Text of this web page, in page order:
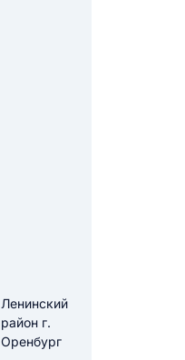
Ленинский
район г.
Оренбург